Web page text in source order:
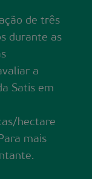
de três
durante as
a
Satis em
hectare
mais